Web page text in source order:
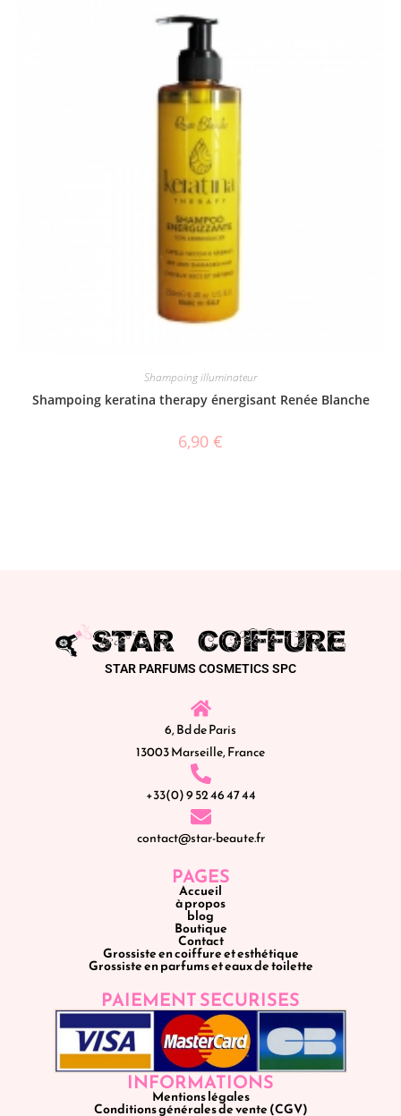
Shampoing illuminateur
Shampoing keratina therapy énergisant Renée Blanche
6,90 €
STAR PARFUMS COSMETICS SPC
6, Bd de Paris
13003 Marseille, France
+33(0) 9 52 46 47 44
contact@star-beaute.fr
PAGES
Accueil
à propos
blog
Boutique
Contact
Grossiste en coiffure et esthétique
Grossiste en parfums et eaux de toilette
PAIEMENT SECURISES
INFORMATIONS
Mentions légales
Conditions générales de vente (CGV)